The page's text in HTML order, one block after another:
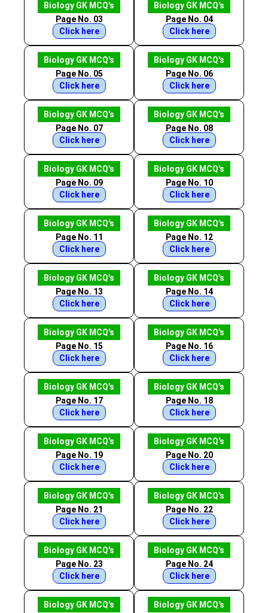
Biology GK MCQ's
Page No. 03
Click here
Biology GK MCQ's
Page No. 04
Click here
Biology GK MCQ's
Page No. 05
Click here
Biology GK MCQ's
Page No. 06
Click here
Biology GK MCQ's
Page No. 07
Click here
Biology GK MCQ's
Page No. 08
Click here
Biology GK MCQ's
Page No. 09
Click here
Biology GK MCQ's
Page No. 10
Click here
Biology GK MCQ's
Page No. 11
Click here
Biology GK MCQ's
Page No. 12
Click here
Biology GK MCQ's
Page No. 13
Click here
Biology GK MCQ's
Page No. 14
Click here
Biology GK MCQ's
Page No. 15
Click here
Biology GK MCQ's
Page No. 16
Click here
Biology GK MCQ's
Page No. 17
Click here
Biology GK MCQ's
Page No. 18
Click here
Biology GK MCQ's
Page No. 19
Click here
Biology GK MCQ's
Page No. 20
Click here
Biology GK MCQ's
Page No. 21
Click here
Biology GK MCQ's
Page No. 22
Click here
Biology GK MCQ's
Page No. 23
Click here
Biology GK MCQ's
Page No. 24
Click here
Biology GK MCQ's
Biology GK MCQ's